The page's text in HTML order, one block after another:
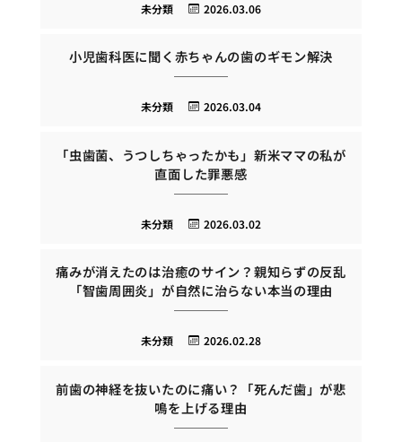
2026.03.06
未分類
小児歯科医に聞く赤ちゃんの歯のギモン解決
2026.03.04
未分類
「虫歯菌、うつしちゃったかも」新米ママの私が
直面した罪悪感
2026.03.02
未分類
痛みが消えたのは治癒のサイン？親知らずの反乱
「智歯周囲炎」が自然に治らない本当の理由
2026.02.28
未分類
前歯の神経を抜いたのに痛い？「死んだ歯」が悲
鳴を上げる理由